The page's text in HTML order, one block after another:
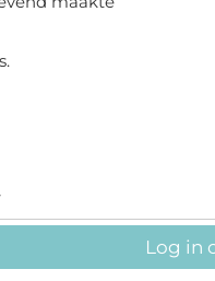
Log in